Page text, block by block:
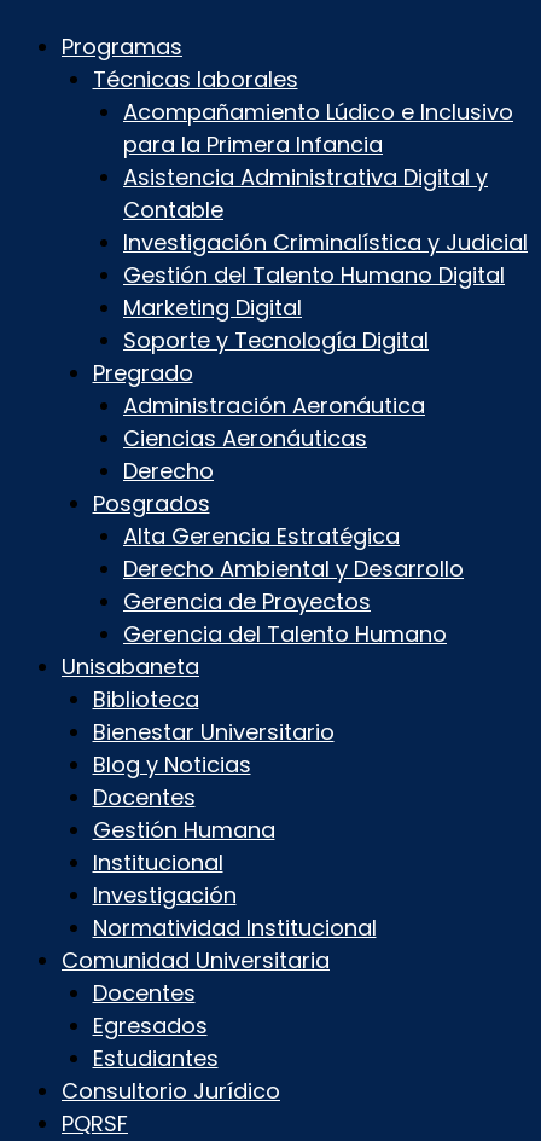
Programas
Técnicas laborales
Acompañamiento Lúdico e Inclusivo
para la Primera Infancia
Asistencia Administrativa Digital y
Contable
Investigación Criminalística y Judicial
Gestión del Talento Humano Digital
Marketing Digital
Soporte y Tecnología Digital
Pregrado
Administración Aeronáutica
Ciencias Aeronáuticas
Derecho
Posgrados
Alta Gerencia Estratégica
Derecho Ambiental y Desarrollo
Gerencia de Proyectos
Gerencia del Talento Humano
Unisabaneta
Biblioteca
Bienestar Universitario
Blog y Noticias
Docentes
Gestión Humana
Institucional
Investigación
Normatividad Institucional
Comunidad Universitaria
Docentes
Egresados
Estudiantes
Consultorio Jurídico
PQRSF